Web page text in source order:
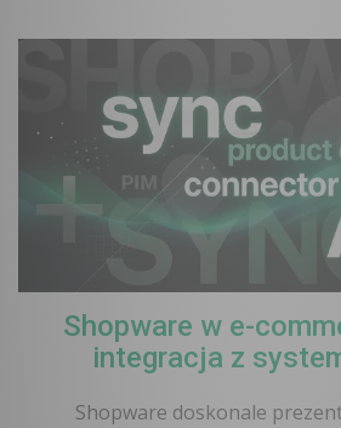
Shopware w e-
integracja z
Shopware doskonale